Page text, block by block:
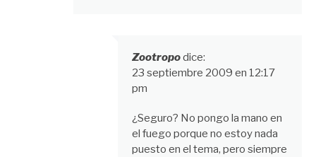
Zootropodice:
23 septiembre 2009 en 12:17
pm
¿Seguro? No pongo la mano en
el fuego porque no estoy nada
puesto en el tema, pero siempre